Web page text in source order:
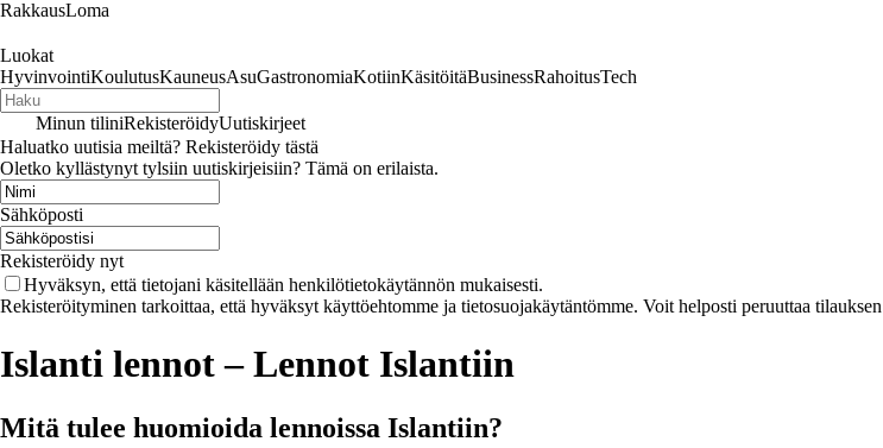
RakkausLoma
Luokat
HyvinvointiKoulutusKauneusAsuGastronomiaKotiinKäsitöitäBusinessRahoitusTech
Minun tiliniRekisteröidyUutiskirjeet
Haluatko uutisia meiltä? Rekisteröidy tästä
Oletko kyllästynyt tylsiin uutiskirjeisiin? Tämä on erilaista.
Sähköposti
Rekisteröidy nyt
Hyväksyn, että tietojani käsitellään henkilötietokäytännön mukaisesti.
Rekisteröityminen tarkoittaa, että hyväksyt käyttöehtomme ja tietosuojakäytäntömme. Voit helposti peruuttaa
Islanti lennot – Lennot Islantiin
Mitä tulee huomioida lennoissa Islantiin?